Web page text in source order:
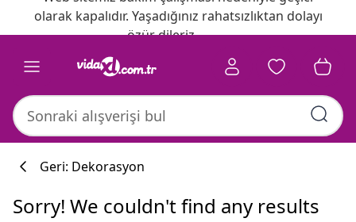
olarak kapalıdır. Yaşadığınız rahatsızlıktan dolayı
özür dileriz.
Geri: Dekorasyon
Sorry! We couldn't find any results